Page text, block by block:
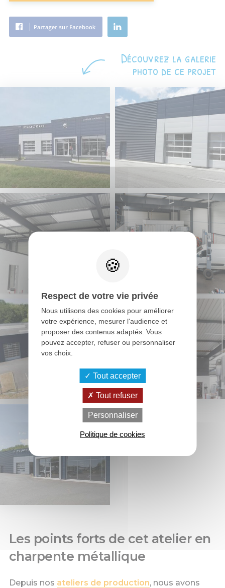
Découvrez la galerie
photo de ce projet
Les points forts de cet atelier en
charpente métallique
Depuis nos ateliers de production, nous avons
Respect de votre vie privée
Nous utilisons des cookies pour améliorer
votre expérience, mesurer l'audience et
proposer des contenus adaptés. Vous
pouvez accepter, refuser ou personnaliser
vos choix.
Tout accepter
Tout refuser
Personnaliser
Politique de cookies